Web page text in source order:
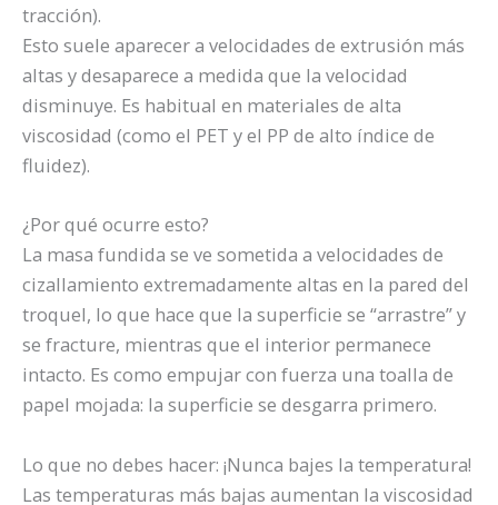
tracción).
Esto suele aparecer a velocidades de extrusión más
altas y desaparece a medida que la velocidad
disminuye. Es habitual en materiales de alta
viscosidad (como el PET y el PP de alto índice de
fluidez).
¿Por qué ocurre esto?
La masa fundida se ve sometida a velocidades de
cizallamiento extremadamente altas en la pared del
troquel, lo que hace que la superficie se “arrastre” y
se fracture, mientras que el interior permanece
intacto. Es como empujar con fuerza una toalla de
papel mojada: la superficie se desgarra primero.
Lo que no debes hacer: ¡Nunca bajes la temperatura!
Las temperaturas más bajas aumentan la viscosidad